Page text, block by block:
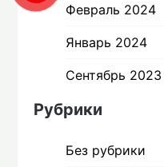
Февраль 2024
Январь 2024
Сентябрь 2023
Рубрики
Без рубрики